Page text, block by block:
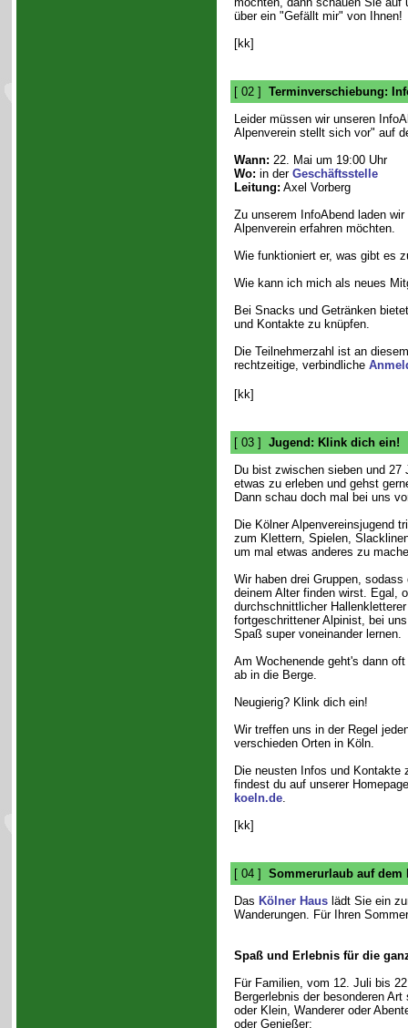
über ein "Gefällt mir" von Ihnen!
[kk]
[ 02 ] Terminverschiebung:
Leider müssen wir unseren
Alpenverein stellt sich vor" auf
Wann: 22. Mai um 19:00 Uhr
Wo: in der Geschäftsstelle
Leitung: Axel Vorberg
Zu unserem InfoAbend laden
Alpenverein erfahren möchten.
Wie funktioniert er, was gibt es
Wie kann ich mich als neues
Bei Snacks und Getränken
und Kontakte zu knüpfen.
Die Teilnehmerzahl ist an
rechtzeitige, verbindliche
[kk]
[ 03 ] Jugend: Klink dich ein!
Du bist zwischen sieben und 27
etwas zu erleben und gehst
Dann schau doch mal bei uns
Die Kölner Alpenvereinsjugend
zum Klettern, Spielen,
um mal etwas anderes zu
Wir haben drei Gruppen, sodass
deinem Alter finden wirst. Egal,
durchschnittlicher Hallenkletterer
fortgeschrittener Alpinist, bei
Spaß super voneinander lernen.
Am Wochenende geht's dann
ab in die Berge.
Neugierig? Klink dich ein!
Wir treffen uns in der Regel
verschieden Orten in Köln.
Die neusten Infos und Kontakte
findest du auf unserer
koeln.de.
[kk]
[ 04 ] Sommerurlaub auf dem
Das Kölner Hauslädt Sie ein
Wanderungen. Für Ihren
Spaß und Erlebnis für die
Für Familien, vom 12. Juli bis
Bergerlebnis der besonderen
oder Klein, Wanderer oder
oder Genießer: